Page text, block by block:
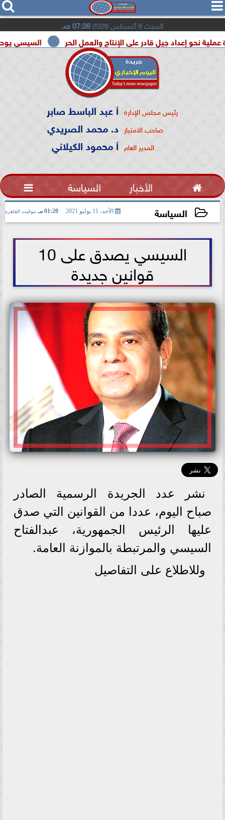
  
السبت 8 أغسطس 2026 07:26 صـ
السيسي يوحد السودان جيل قادر على الإنتاج والعمل الحر
رئيس مجلس الإدارة أ عبد الباسط صابر
صاحب الامتياز د. محمد الصريدي
المدير العام أ محمود الكيلاني
 الأخبار السياسة 
السياسة الأحد، 11 يوليو 2021 01:20 مـ بتوقيت القاهرة
السيسي يصدق على 10
قوانين جديدة
نشر عدد الجريدة الرسمية الصادر
صباح اليوم، عددا من القوانين التي صدق
عليها الرئيس الجمهورية، عبدالفتاح
السيسي والمرتبطة بالموازنة العامة.
وللاطلاع على التفاصيل